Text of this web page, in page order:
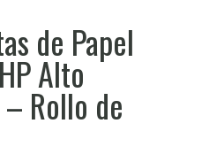
de Papel
Alto
Rollo de